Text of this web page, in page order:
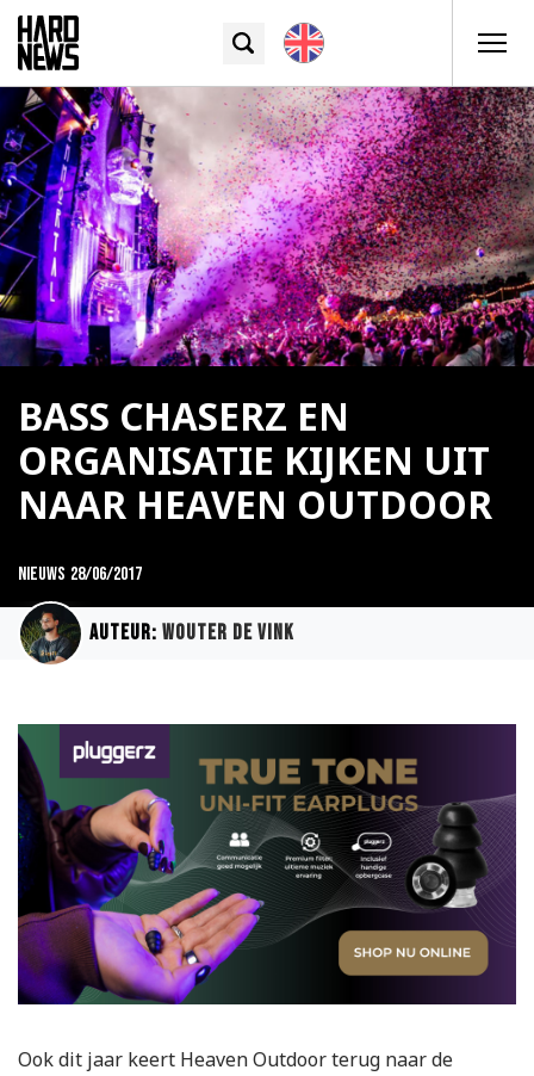
BASS CHASERZ EN
ORGANISATIE KIJKEN UIT
NAAR HEAVEN OUTDOOR
Nieuws 28/06/2017
Auteur: Wouter de Vink
Ook dit jaar keert Heaven Outdoor terug naar de